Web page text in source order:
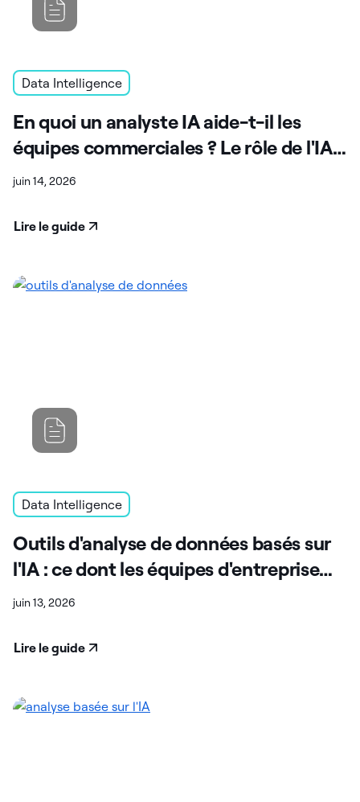
Data Intelligence
En quoi un analyste IA aide-t-il les
équipes commerciales ? Le rôle de l'IA
dans l'analyse des données
juin 14, 2026
Lire le guide
Data Intelligence
Outils d'analyse de données basés sur
l'IA : ce dont les équipes d'entreprise
ont réellement besoin (la plupart ne
juin 13, 2026
Lire le guide